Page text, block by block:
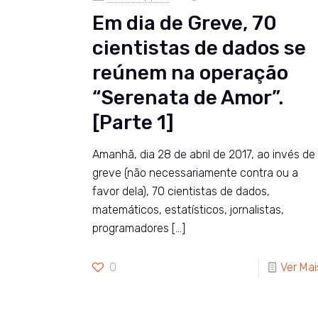
Em dia de Greve, 70
cientistas de dados se
reúnem na operação
“Serenata de Amor”.
[Parte 1]
Amanhã, dia 28 de abril de 2017, ao invés de
greve (não necessariamente contra ou a
favor dela), 70 cientistas de dados,
matemáticos, estatísticos, jornalistas,
programadores […]
0 Ver